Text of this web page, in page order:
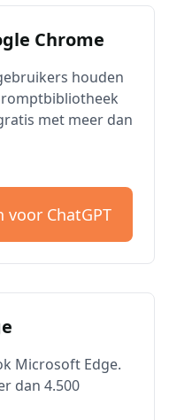
Chrome
houden
met meer dan
voor ChatGPT
Microsoft Edge.
dan 4.500